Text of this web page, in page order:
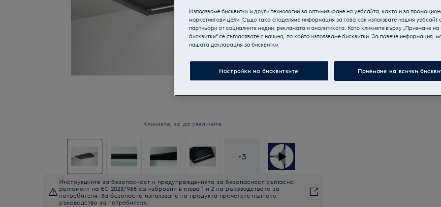
Кликнете, за да увеличите.
+3
Инструкциите за безопасност и предупрежденията за безопасност съгласно
регламент на ЕС 2023/988 са изброени в глава 1 и 2 на ръководството за
потребителя. За безопасно използване на продукта прочетете пълното
ръководство за потребителя.
Използваме бисквитки и други технологии за оптимизиране на уебсайта, както и за
маркетингови цели. Също така споделяме информация за това как използвате нашия уебсайт
партньори от социалните медии, рекламата и аналитиката. Като кликнете върху „Приемане на
бисквитки“ се съгласявате с начина, по който използваме бисквитки. За повече информация,
нашата декларация за бисквитки.
Настройки на бисквитките Приемане на всички